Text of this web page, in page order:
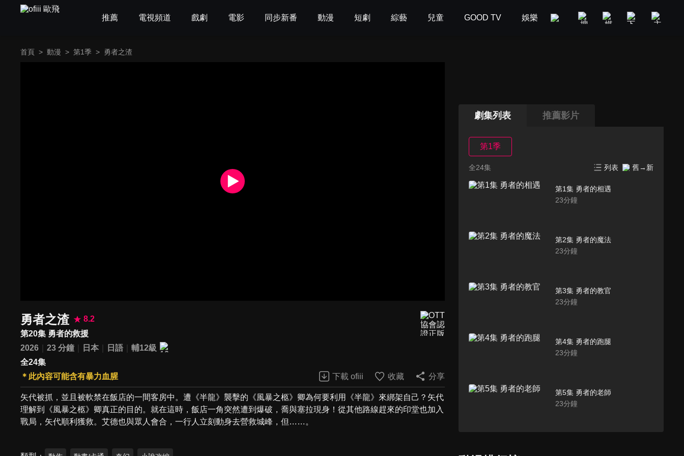
推薦 電視頻道 戲劇 電影 同步新番 動漫 短劇 綜藝 兒童 GOOD TV 娛樂 美食旅遊 新聞政論
首頁 > 動漫 > 第1季 > 勇者之渣
勇者之渣
8.2
第20集 勇者的救援
2026
23 分鐘 日本 日語
輔12級
全24集
＊此內容可能含有暴力血腥
下載 ofiii 收藏 分享
矢代被抓，並且被軟禁在飯店的一間客房中。遭《半龍》襲擊的《風暴之柩》卿為何要利用《半龍》來綁架自己？矢代
理解到《風暴之柩》卿真正的目的。就在這時，飯店一角突然遭到爆破，喬與塞拉現身！從其他路線趕來的印堂也加入
戰局，矢代順利獲救。艾德也與眾人會合，一行人立刻動身去營救城峰，但……。
劇集列表 推薦影片
第1季
全24集 列表 舊→新
第1集 勇者的相遇
23分鐘
第2集 勇者的魔法
23分鐘
第3集 勇者的教官
23分鐘
第4集 勇者的跑腿
23分鐘
第5集 勇者的老師
23分鐘